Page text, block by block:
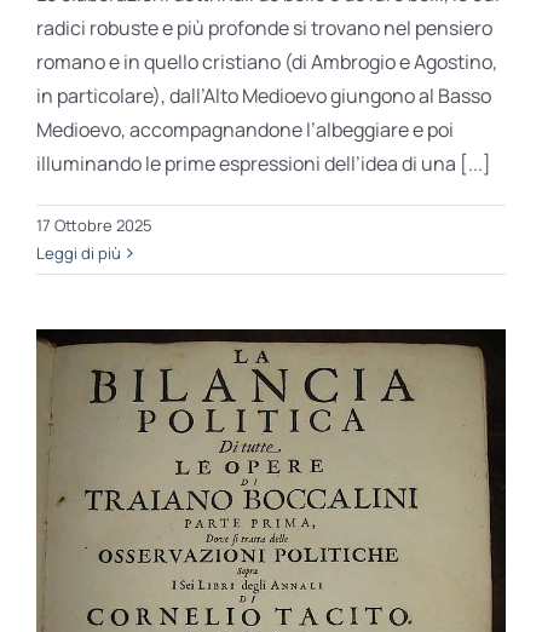
radici robuste e più profonde si trovano nel pensiero
romano e in quello cristiano (di Ambrogio e Agostino,
in particolare), dall’Alto Medioevo giungono al Basso
Medioevo, accompagnandone l’albeggiare e poi
illuminando le prime espressioni dell’idea di una [...]
17 Ottobre 2025
Leggi di più